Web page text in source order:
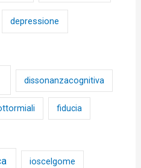
depressione
dissonanzacognitiva
fiducia
ioscelgome